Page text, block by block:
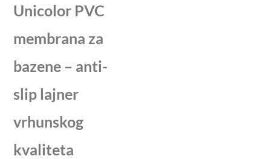
Unicolor PVC
membrana za
bazene – anti-
slip lajner
vrhunskog
kvaliteta